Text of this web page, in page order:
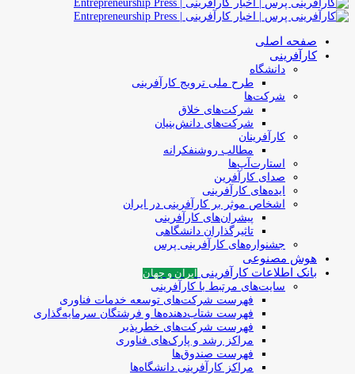
صفحه اصلی
کارآفرینی
دانشگاه
طرح ملی ترویج کارآفرینی
شرکت‌ها
شرکت‌های خلاق
شرکت‌های دانش‌بنیان
کارآفرینان
مطالب روشنفکرانه
استارت‌آپ‌ها
صدای کارآفرین
ایده‌های کارآفرینی
اشخاص موثر بر کارآفرینی در ایران
پیشران‌های کارآفرینی
تاثیرگذاران دانشگاهی
جشنواره‌های کارآفرینی‌ پرس
هوش مصنوعی
بانک اطلاعات کارآفرینی
ایران و جهان
سایت‌های مرتبط با کارآفرینی
فهرست شرکت‌های‌‌ توسعه‌ خدمات فناوری
فهرست شتاب‌دهنده‌ها‌ و فرشتگان‌ سرمایه‌گذاری
فهرست شرکت‌های خطرپذیر
مراکز رشد و پارک‌های فناوری
فهرست صندوق‌ها
مراکز کارآفرینی دانشگاه‌ها